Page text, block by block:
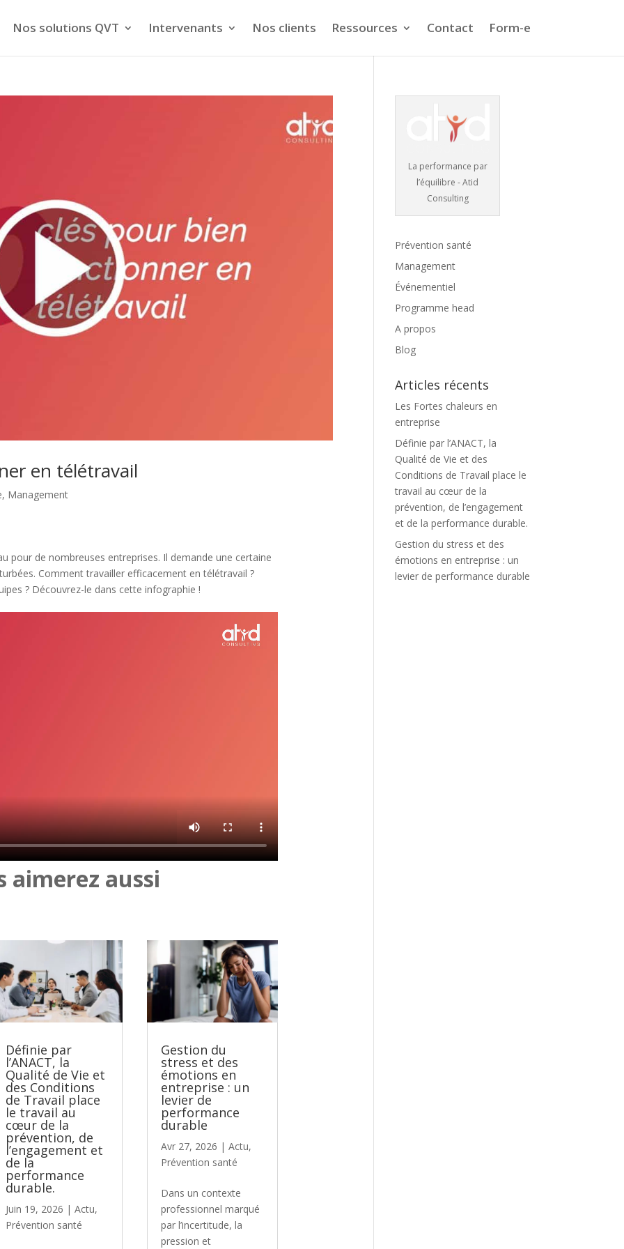
Nos solutions QVT Intervenants Nos clients Ressources Contact Form-e
en télétravail
, Management
pour de nombreuses entreprises. Il demande une certaine
Comment travailler efficacement en télétravail ?
? Découvrez-le dans cette infographie !
aimerez aussi
Définie par
l’ANACT, la
Qualité de Vie et
des Conditions
de Travail place
le travail au
cœur de la
prévention, de
l’engagement et
de la
performance
durable.
Juin 19, 2026 |Actu,
Prévention santé
Gestion du
stress et des
émotions en
entreprise : un
levier de
performance
durable
Avr 27, 2026 | Actu,
Prévention santé
Dans un contexte
professionnel marqué
par l’incertitude, la
pression et
La performance par
l’équilibre - Atid
Consulting
Prévention santé
Management
Événementiel
Programme head
A propos
Blog
Articles récents
Les Fortes chaleurs en
entreprise
Définie par l’ANACT, la
Qualité de Vie et des
Conditions de Travail place le
travail au cœur de la
prévention, de l’engagement
et de la performance durable.
Gestion du stress et des
émotions en entreprise : un
levier de performance durable